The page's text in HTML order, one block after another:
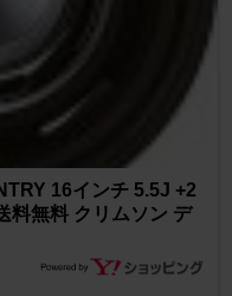
16インチ 5.5J +2
料無料 クリムソン デ